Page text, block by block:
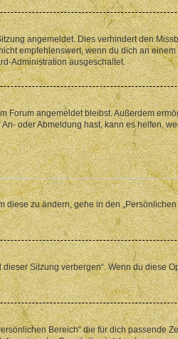
angemeldet. Dies verhindert den
empfehlenswert, wenn du dich an
Administration ausgeschaltet.
Forum angemeldet bleibst. Außerdem
oder Abmeldung hast, kann es helfen,
zu ändern, gehe in den
Sitzung verbergen“. Wenn du diese
Bereich“ die für dich passende